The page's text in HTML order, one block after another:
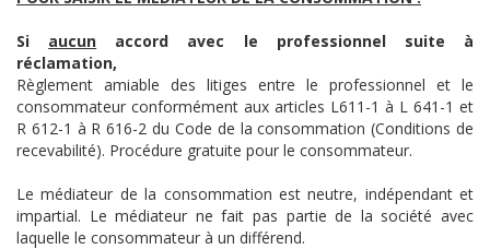
Si aucun accord avec le professionnel suite à
réclamation,
Règlement amiable des litiges entre le professionnel et le
consommateur conformément aux articles L611-1 à L 641-1 et
R 612-1 à R 616-2 du Code de la consommation (Conditions de
recevabilité). Procédure gratuite pour le consommateur.
Le médiateur de la consommation est neutre, indépendant et
impartial. Le médiateur ne fait pas partie de la société avec
laquelle le consommateur à un différend.